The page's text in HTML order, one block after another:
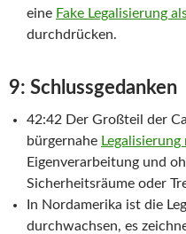
eine Fake Legalisierung
durchdrücken.
9: Schlussgedanken
42:42 Der Großteil der
bürgernahe
Eigenverarbeitung und
Sicherheitsräume oder
In Nordamerika ist die
durchwachsen, es